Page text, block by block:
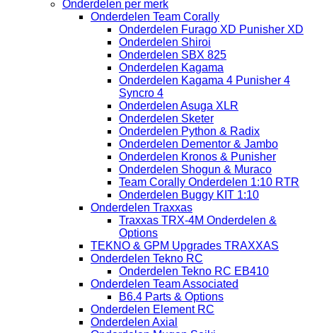
Onderdelen per merk
Onderdelen Team Corally
Onderdelen Furago XD Punisher XD
Onderdelen Shiroi
Onderdelen SBX 825
Onderdelen Kagama
Onderdelen Kagama 4 Punisher 4
Syncro 4
Onderdelen Asuga XLR
Onderdelen Sketer
Onderdelen Python & Radix
Onderdelen Dementor & Jambo
Onderdelen Kronos & Punisher
Onderdelen Shogun & Muraco
Team Corally Onderdelen 1:10 RTR
Onderdelen Buggy KIT 1:10
Onderdelen Traxxas
Traxxas TRX-4M Onderdelen &
Options
TEKNO & GPM Upgrades TRAXXAS
Onderdelen Tekno RC
Onderdelen Tekno RC EB410
Onderdelen Team Associated
B6.4 Parts & Options
Onderdelen Element RC
Onderdelen Axial